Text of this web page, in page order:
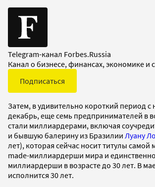
Telegram-канал Forbes.Russia
Канал о бизнесе, финансах, экономике и
Подписаться
Затем, в удивительно короткий период с
декабрь, еще семь предпринимателей в
стали миллиардерами, включая
и бывшую балерину из Бразилии Луану
лет), которая сейчас носит титулы
made-миллиардерши мира и
миллиардерши в возрасте до 30 лет. В
исполнится 30 лет.